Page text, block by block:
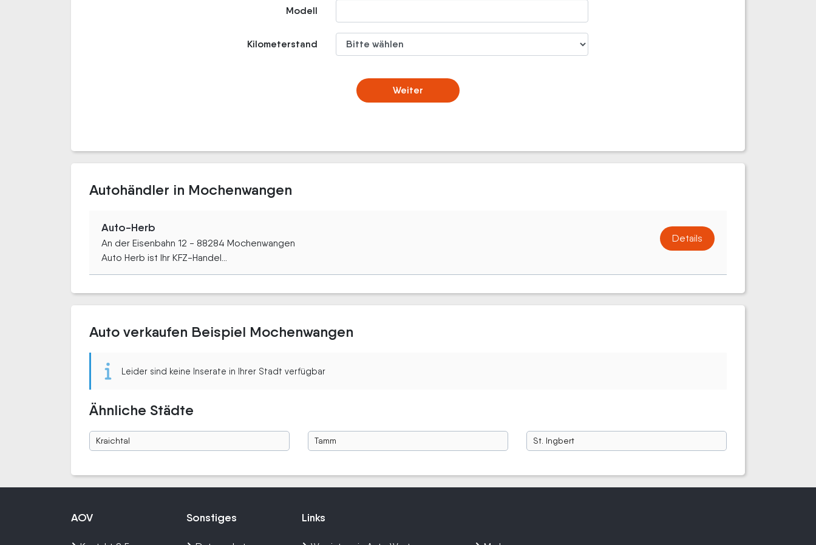
Modell
Kilometerstand
Weiter
Autohändler in Mochenwangen
Auto-Herb
An der Eisenbahn 12 - 88284 Mochenwangen
Auto Herb ist Ihr KFZ-Handel...
Details
Auto verkaufen Beispiel Mochenwangen
Leider sind keine Inserate in Ihrer Stadt verfügbar
Ähnliche Städte
Kraichtal Tamm St. Ingbert
AOV Sonstiges Links